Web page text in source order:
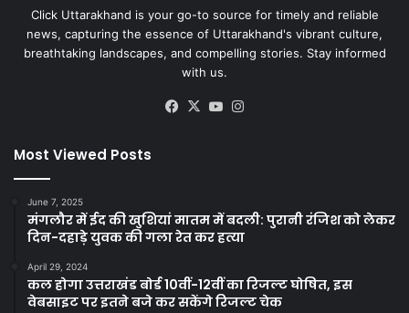
Click Uttarakhand is your go-to source for timely and reliable
news, capturing the essence of Uttarakhand's vibrant culture,
breathtaking landscapes, and compelling stories. Stay informed
with us.
Facebook
X YouTube
Most Viewed Posts
June 7, 2025
मंगलौर में ईद की खुशियां मातम में बदली: पुरानी रंजिश को लेकर
दिन-दहाड़े युवक की गला रेत कर हत्या
April 29, 2024
कल होगा उत्तराखंड बोर्ड 10वीं-12वीं का रिजल्ट घोषित, इस
वेबसाइट पर इतने बजे कर सकेंगे रिजल्ट चेक